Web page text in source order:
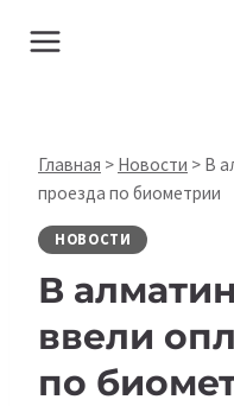
Главная > Новости > В
проезда по биометрии
НОВОСТИ
В
ввели
по